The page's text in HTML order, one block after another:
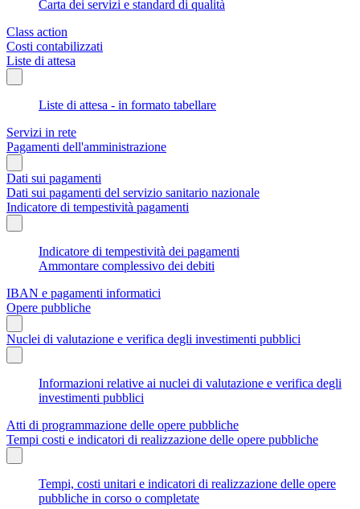
Carta dei servizi e standard di qualità
Class action
Costi contabilizzati
Liste di attesa
Liste di attesa - in formato tabellare
Servizi in rete
Pagamenti dell'amministrazione
Dati sui pagamenti
Dati sui pagamenti del servizio sanitario nazionale
Indicatore di tempestività pagamenti
Indicatore di tempestività dei pagamenti
Ammontare complessivo dei debiti
IBAN e pagamenti informatici
Opere pubbliche
Nuclei di valutazione e verifica degli investimenti pubblici
Informazioni relative ai nuclei di valutazione e verifica degli
investimenti pubblici
Atti di programmazione delle opere pubbliche
Tempi costi e indicatori di realizzazione delle opere pubbliche
Tempi, costi unitari e indicatori di realizzazione delle opere
pubbliche in corso o completate